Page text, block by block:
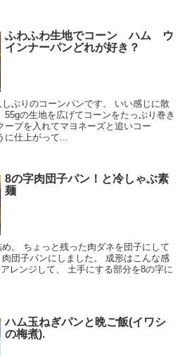
ふわふわ生地でコーン ハム ウ
インナーパンどれが好き？
ぶりのコーンパンです。 いい感じに散
55gの生地を広げてコーンをたっぷり巻き
ープを入れてマヨネーズと追いコー
仕上がって...
8の字肉団子パン！と冷しゃぶ素
麺
。 ちょっと残った肉ダネを団子にして
団子パンにしました。 成形はこんな感
レンジして、 土手にする部分を8の字に
ハム玉ねぎパンと晩ご飯(イワシ
の梅煮).